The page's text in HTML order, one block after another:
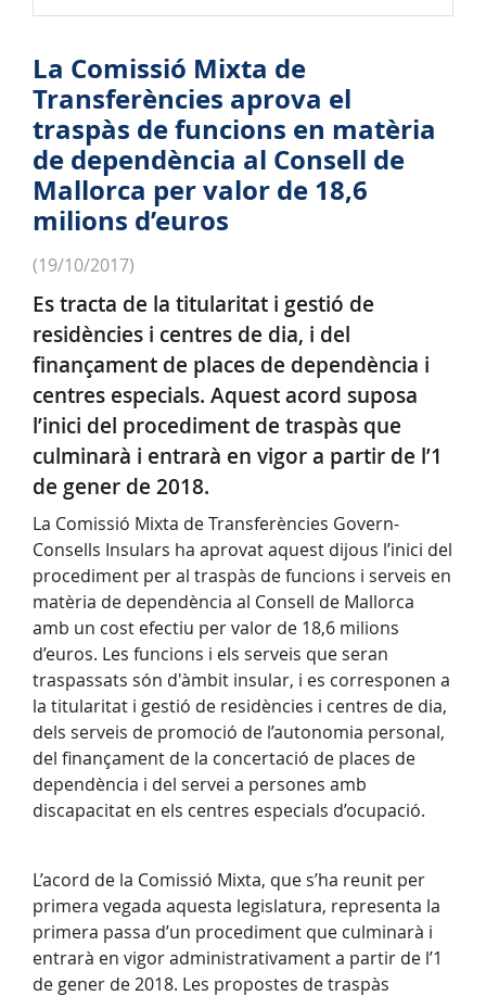
La Comissió Mixta de
Transferències aprova el
traspàs de funcions en matèria
de dependència al Consell de
Mallorca per valor de 18,6
milions d’euros
(19/10/2017)
Es tracta de la titularitat i gestió de
residències i centres de dia, i del
finançament de places de dependència i
centres especials. Aquest acord suposa
l’inici del procediment de traspàs que
culminarà i entrarà en vigor a partir de l’1
de gener de 2018.
La Comissió Mixta de Transferències Govern-
Consells Insulars ha aprovat aquest dijous l’inici del
procediment per al traspàs de funcions i serveis en
matèria de dependència al Consell de Mallorca
amb un cost efectiu per valor de 18,6 milions
d’euros. Les funcions i els serveis que seran
traspassats són d'àmbit insular, i es corresponen a
la titularitat i gestió de residències i centres de dia,
dels serveis de promoció de l’autonomia personal,
del finançament de la concertació de places de
dependència i del servei a persones amb
discapacitat en els centres especials d’ocupació.
L’acord de la Comissió Mixta, que s’ha reunit per
primera vegada aquesta legislatura, representa la
primera passa d’un procediment que culminarà i
entrarà en vigor administrativament a partir de l’1
de gener de 2018. Les propostes de traspàs